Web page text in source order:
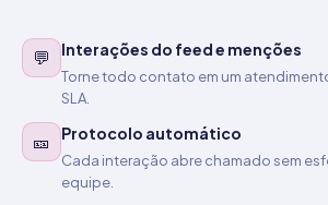
💬 Interações do feed e menções
Torne todo contato em um
SLA.
🎫 Protocolo automático
Cada interação abre chamado sem
equipe.